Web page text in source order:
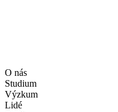
O nás
Studium
Výzkum
Lidé